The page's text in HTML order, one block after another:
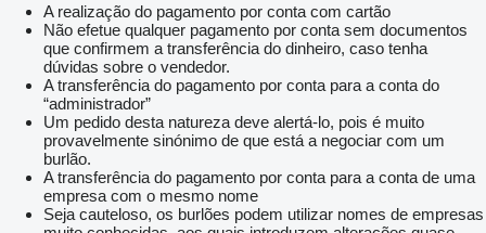
A realização do pagamento por conta com cartão
Não efetue qualquer pagamento por conta sem documentos
que confirmem a transferência do dinheiro, caso tenha
dúvidas sobre o vendedor.
A transferência do pagamento por conta para a conta do
“administrador”
Um pedido desta natureza deve alertá-lo, pois é muito
provavelmente sinónimo de que está a negociar com um
burlão.
A transferência do pagamento por conta para a conta de uma
empresa com o mesmo nome
Seja cauteloso, os burlões podem utilizar nomes de empresas